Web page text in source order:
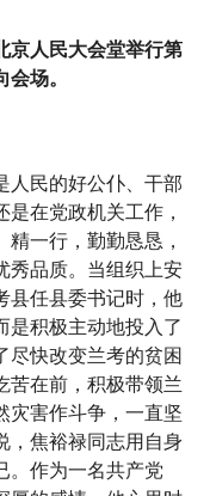
京人民大会堂举行第
场。
人民的好公仆、干部
在党政机关工作，
一行，勤勤恳恳，
秀品质。当组织上安
县任县委书记时，他
是积极主动地投入了
尽快改变兰考的贫困
苦在前，积极带领兰
灾害作斗争，一直坚
，焦裕禄同志用自身
。作为一名共产党